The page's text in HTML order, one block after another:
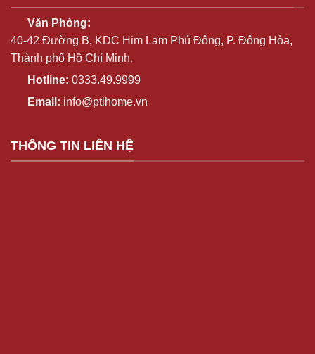
Văn Phòng:
40-42 Đường B, KDC Him Lam Phú Đông, P. Đông Hòa,
Thành phố Hồ Chí Minh.
Hotline: 0333.49.9999
Email: info@ptihome.vn
THÔNG TIN LIÊN HỆ